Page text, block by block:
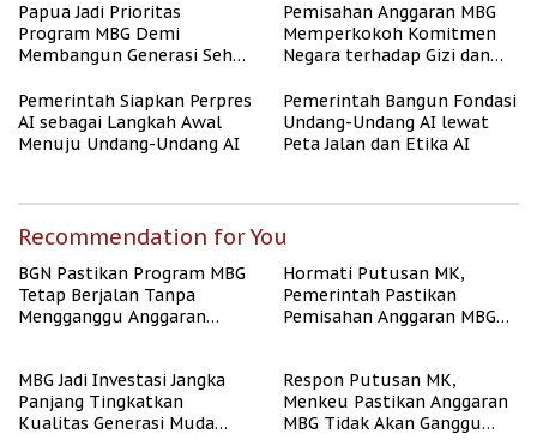
Papua Jadi Prioritas
Program MBG Demi
Membangun Generasi Sehat
Pemisahan Anggaran MBG
Memperkokoh Komitmen
Negara terhadap Gizi dan
Pemerintah Siapkan Perpres
AI sebagai Langkah Awal
Menuju Undang-Undang AI
Pemerintah Bangun Fondasi
Undang-Undang AI lewat
Peta Jalan dan Etika AI
Recommendation for You
BGN Pastikan Program MBG
Tetap Berjalan Tanpa
Mengganggu Anggaran
Hormati Putusan MK,
Pemerintah Pastikan
Pemisahan Anggaran MBG
MBG Jadi Investasi Jangka
Panjang Tingkatkan
Kualitas Generasi Muda
Respon Putusan MK,
Menkeu Pastikan Anggaran
MBG Tidak Akan Ganggu